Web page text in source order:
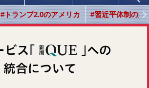
#トランプ2.0のアメリカ #習近平体制の光